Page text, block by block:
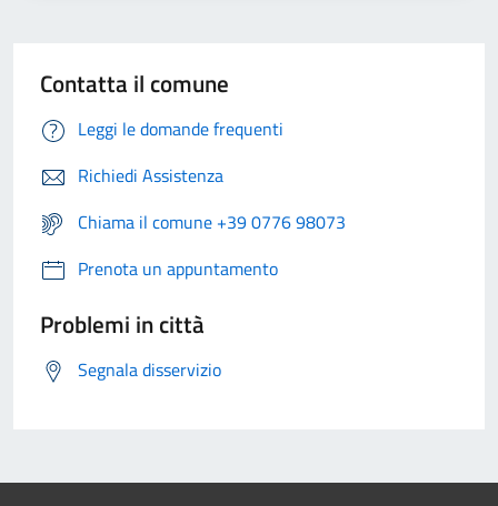
Contatta il comune
Leggi le domande frequenti
Richiedi Assistenza
Chiama il comune +39 0776 98073
Prenota un appuntamento
Problemi in città
Segnala disservizio